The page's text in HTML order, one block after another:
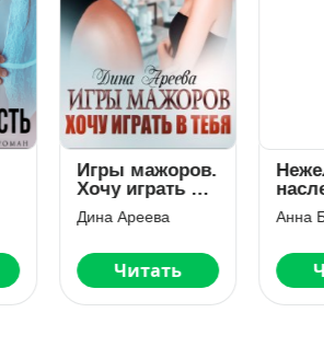
Игры мажоров.
Хочу играть в
Дина Ареева
Читать
Нежеланный
наследник
Читать